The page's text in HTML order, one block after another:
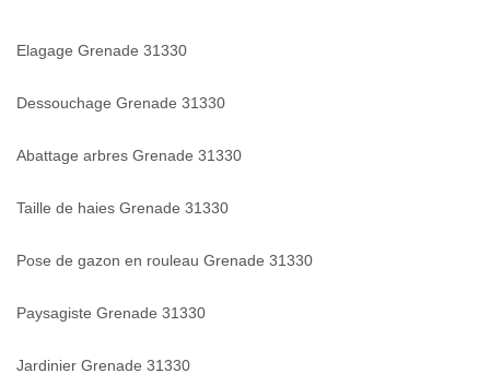
Elagage Grenade 31330
Dessouchage Grenade 31330
Abattage arbres Grenade 31330
Taille de haies Grenade 31330
Pose de gazon en rouleau Grenade 31330
Paysagiste Grenade 31330
Jardinier Grenade 31330